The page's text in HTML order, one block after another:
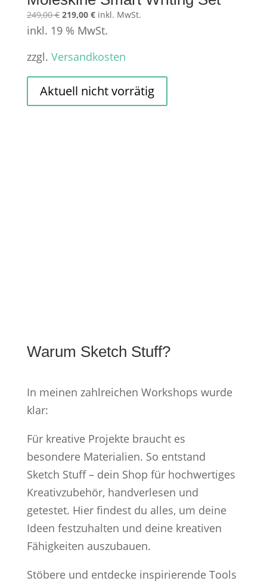
249,00€ Ursprünglicher
Preis
249,00 €
219,00 €Aktueller
Preis
219,00 €.
inkl. MwSt.
inkl. 19 % MwSt.
zzgl. Versandkosten
Aktuell nicht vorrätig
Warum Sketch Stuff?
In meinen zahlreichen Workshops wurde
klar:
Für kreative Projekte braucht es
besondere Materialien. So entstand
Sketch Stuff – dein Shop für hochwertiges
Kreativzubehör, handverlesen und
getestet. Hier findest du alles, um deine
Ideen festzuhalten und deine kreativen
Fähigkeiten auszubauen.
Stöbere und entdecke inspirierende Tools